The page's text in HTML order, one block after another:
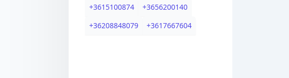
+3615100874 +3656200140
+36208848079 +3617667604